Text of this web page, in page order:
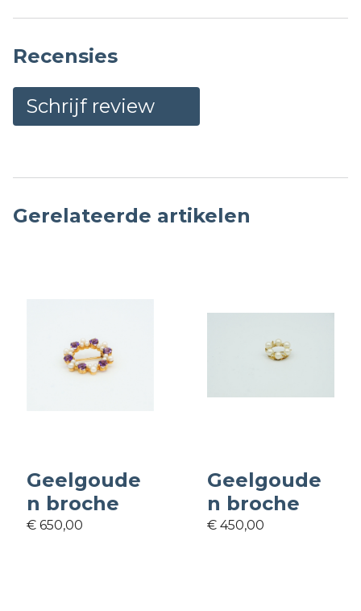
Recensies
Schrijf review
Gerelateerde artikelen
Geelgoude
n broche
€ 650,00
Geelgoude
n broche
€ 450,00